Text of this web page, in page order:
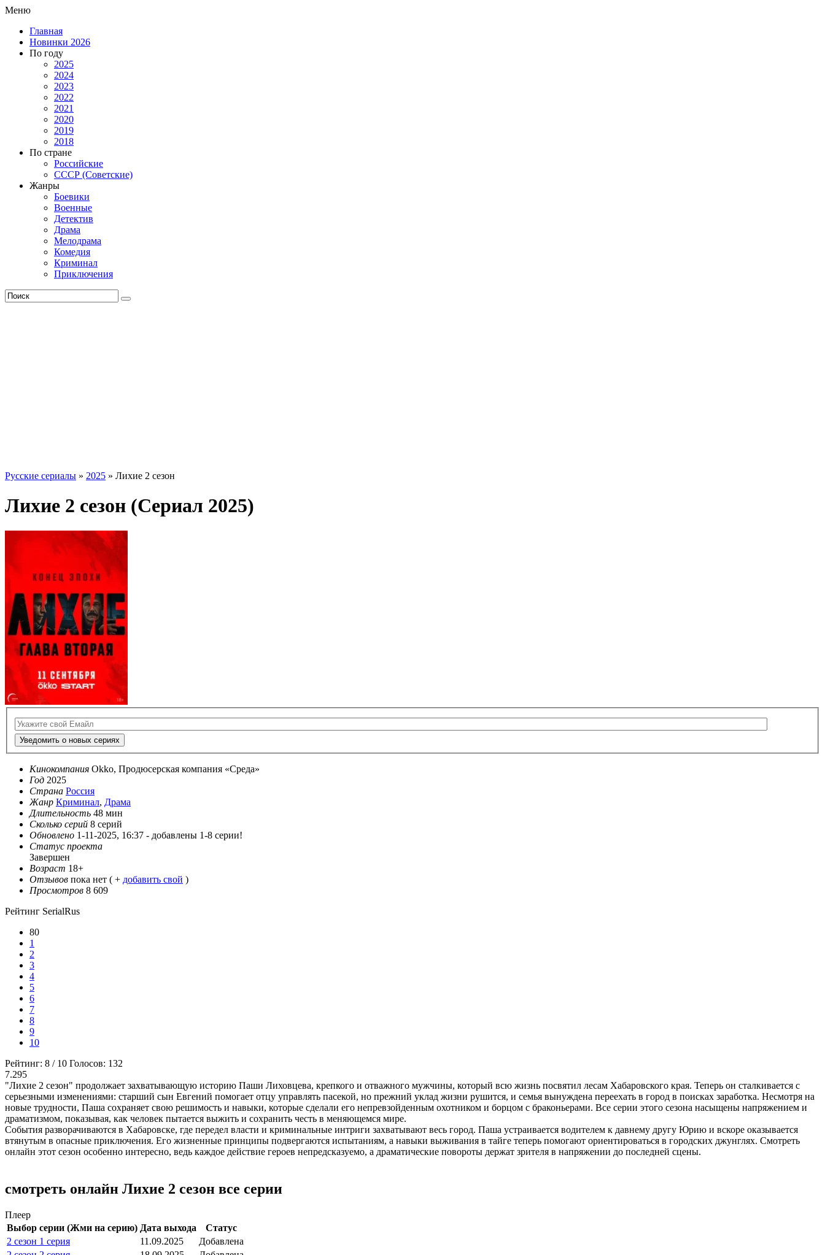
Меню
Главная
Новинки 2026
По году
2025
2024
2023
2022
2021
2020
2019
2018
По стране
Российские
СССР (Советские)
Жанры
Боевики
Военные
Детектив
Драма
Мелодрама
Комедия
Криминал
Приключения
Русские сериалы » 2025 » Лихие 2 сезон
Лихие 2 сезон (Сериал 2025)
Уведомить о новых сериях
Кинокомпания Okko, Продюсерская компания «Среда»
Год 2025
Страна Россия
Жанр Криминал, Драма
Длительность 48 мин
Сколько серий 8 серий
Обновлено 1-11-2025, 16:37 - добавлены 1-8 серии!
Статус проекта
Завершен
Возраст 18+
Отзывов пока нет ( + добавить свой )
Просмотров 8 609
Рейтинг SerialRus
80
1
2
3
4
5
6
7
8
9
10
Рейтинг: 8 / 10 Голосов: 132
7.295
"Лихие 2 сезон" продолжает захватывающую историю Паши Лиховцева, крепкого и отважного мужчины, который всю жизнь посвятил лесам Хабаровского края. Теперь он сталкивается с
серьезными изменениями: старший сын Евгений помогает отцу управлять пасекой, но прежний уклад жизни рушится, и семья вынуждена переехать в город в поисках заработка. Несмотря на
новые трудности, Паша сохраняет свою решимость и навыки, которые сделали его непревзойденным охотником и борцом с браконьерами. Все серии этого сезона насыщены напряжением и
драматизмом, показывая, как человек пытается выжить и сохранить честь в меняющемся мире.
События разворачиваются в Хабаровске, где передел власти и криминальные интриги захватывают весь город. Паша устраивается водителем к давнему другу Юрию и вскоре оказывается
втянутым в опасные приключения. Его жизненные принципы подвергаются испытаниям, а навыки выживания в тайге теперь помогают ориентироваться в городских джунглях. Смотреть
онлайн этот сезон особенно интересно, ведь каждое действие героев непредсказуемо, а драматические повороты держат зрителя в напряжении до последней сцены.
смотреть онлайн Лихие 2 сезон все серии
Плеер
Выбор серии (Жми на серию) Дата выхода
Статус
2 сезон 1 серия
11.09.2025
Добавлена